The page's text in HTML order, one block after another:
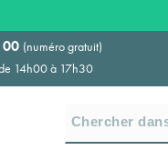
(numéro gratuit)
14h00 à 17h30